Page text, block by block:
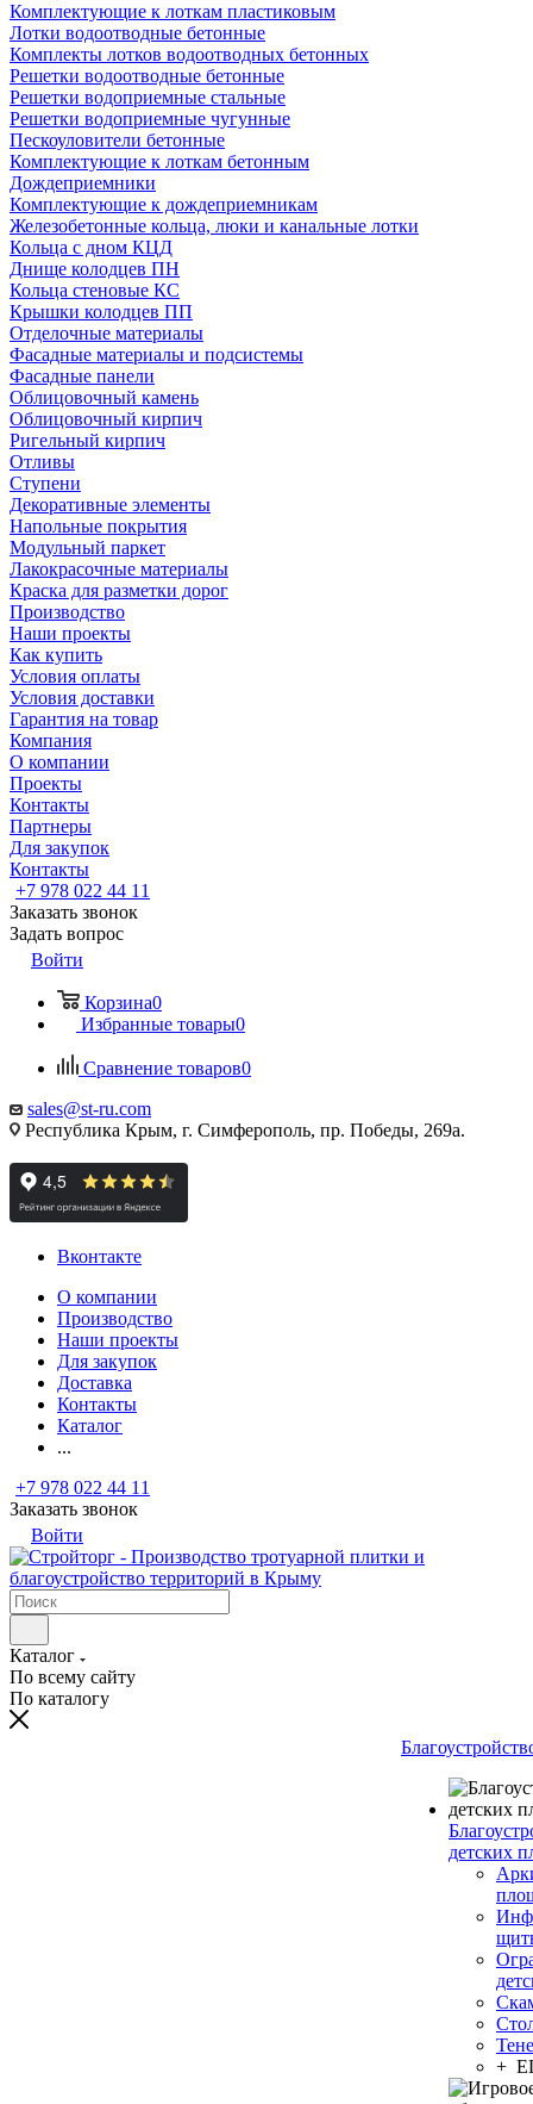
Комплектующие к лоткам пластиковым
Лотки водоотводные бетонные
Комплекты лотков водоотводных бетонных
Решетки водоотводные бетонные
Решетки водоприемные стальные
Решетки водоприемные чугунные
Пескоуловители бетонные
Комплектующие к лоткам бетонным
Дождеприемники
Комплектующие к дождеприемникам
Железобетонные кольца, люки и канальные лотки
Кольца с дном КЦД
Днище колодцев ПН
Кольца стеновые КС
Крышки колодцев ПП
Отделочные материалы
Фасадные материалы и подсистемы
Фасадные панели
Облицовочный камень
Облицовочный кирпич
Ригельный кирпич
Отливы
Ступени
Декоративные элементы
Напольные покрытия
Модульный паркет
Лакокрасочные материалы
Краска для разметки дорог
Производство
Наши проекты
Как купить
Условия оплаты
Условия доставки
Гарантия на товар
Компания
О компании
Проекты
Контакты
Партнеры
Для закупок
Контакты
+7 978 022 44 11
Заказать звонок
Задать вопрос
Войти
Корзина0
Избранные товары0
Сравнение товаров0
sales@st-ru.com
Республика Крым, г. Симферополь, пр. Победы, 269а.
Вконтакте
О компании
Производство
Наши проекты
Для закупок
Доставка
Контакты
Каталог
...
+7 978 022 44 11
Заказать звонок
Войти
Каталог
По всему сайту
По каталогу
детских
+